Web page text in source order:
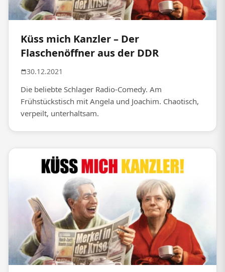
Küss mich Kanzler – Der
Flaschenöffner aus der DDR
30.12.2021
Die beliebte Schlager Radio-Comedy. Am
Frühstückstisch mit Angela und Joachim. Chaotisch,
verpeilt, unterhaltsam.